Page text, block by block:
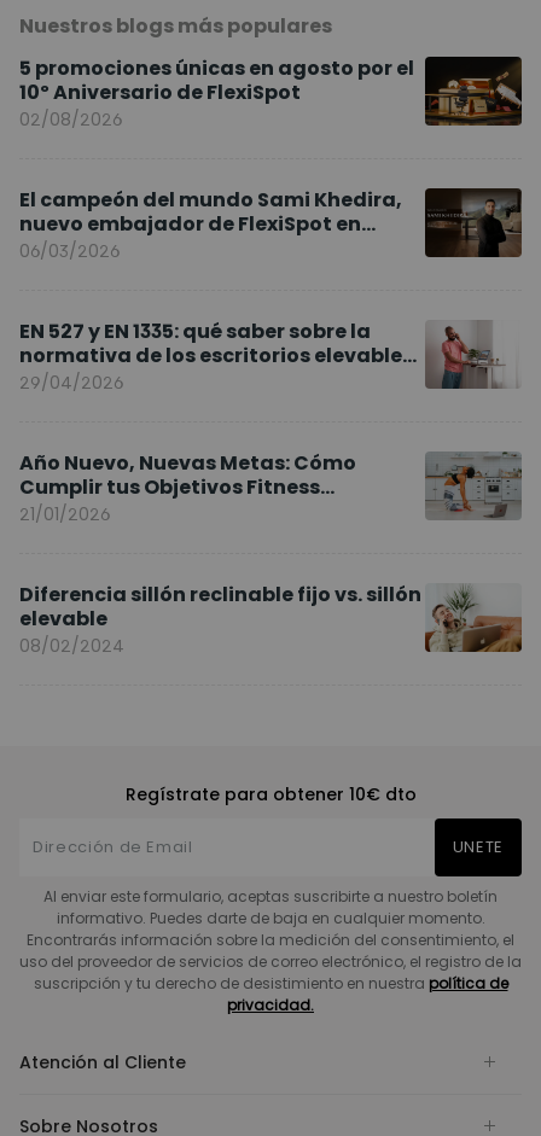
Nuestros blogs más populares
5 promociones únicas en agosto por el
10º Aniversario de FlexiSpot
02/08/2026
El campeón del mundo Sami Khedira,
nuevo embajador de FlexiSpot en
Europa
06/03/2026
EN 527 y EN 1335: qué saber sobre la
normativa de los escritorios elevables
y sillas ergonómicas
29/04/2026
Año Nuevo, Nuevas Metas: Cómo
Cumplir tus Objetivos Fitness
Entrenando en Casa
21/01/2026
Diferencia sillón reclinable fijo vs. sillón
elevable
08/02/2024
Regístrate para obtener 10€ dto
UNETE
Al enviar este formulario, aceptas suscribirte a nuestro boletín
informativo. Puedes darte de baja en cualquier momento.
Encontrarás información sobre la medición del consentimiento, el
uso del proveedor de servicios de correo electrónico, el registro de la
suscripción y tu derecho de desistimiento en nuestra política de
privacidad.
Atención al Cliente
Sobre Nosotros